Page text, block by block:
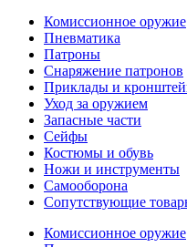
Комиссионное оружие
Пневматика
Патроны
Снаряжение патронов
Приклады и
Уход за оружием
Запасные части
Сейфы
Костюмы и обувь
Ножи и инструменты
Самооборона
Сопутствующие
Комиссионное оружие